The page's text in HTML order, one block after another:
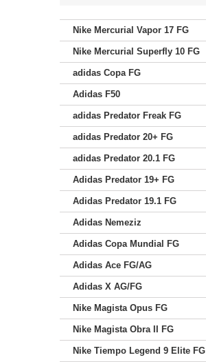
Nike Mercurial Vapor 17 FG
Nike Mercurial Superfly 10 FG
adidas Copa FG
Adidas F50
adidas Predator Freak FG
adidas Predator 20+ FG
adidas Predator 20.1 FG
Adidas Predator 19+ FG
Adidas Predator 19.1 FG
Adidas Nemeziz
Adidas Copa Mundial FG
Adidas Ace FG/AG
Adidas X AG/FG
Nike Magista Opus FG
Nike Magista Obra II FG
Nike Tiempo Legend 9 Elite FG